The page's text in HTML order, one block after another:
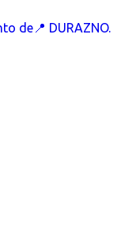
de📍 DURAZNO.